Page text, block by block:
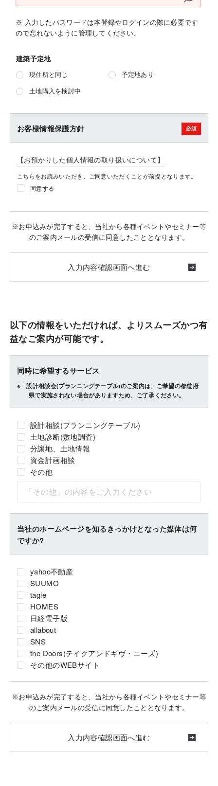
※ 入力したパスワードは本登録やログインの際に必要です
ので忘れないように管理してください。
建築予定地
現住所と同じ 予定地あり
土地購入を検討中
お客様情報保護方針
【お預かりした個人情報の取り扱いについて】
こちらをお読みいただき、ご同意いただくことが前提となります。
同意する
※お申込みが完了すると、当社から各種イベントやセミナー等
のご案内メールの受信に同意したこととなります。
以下の情報をいただければ、よりスムーズかつ有
益なご案内が可能です。
同時に希望するサービス
設計相談会(プランニングテーブル)のご案内は、ご希望の都道府
県で実施されない場合がありますため、ご了承ください。
設計相談(プランニングテーブル)
土地診断(敷地調査)
分譲地、土地情報
資金計画相談
その他
当社のホームページを知るきっかけとなった媒体は何
ですか?
yahoo不動産
SUUMO
tagle
HOMES
日経電子版
allabout
SNS
the Doors(テイクアンドギヴ・ニーズ)
その他のWEBサイト
※お申込みが完了すると、当社から各種イベントやセミナー等
のご案内メールの受信に同意したこととなります。